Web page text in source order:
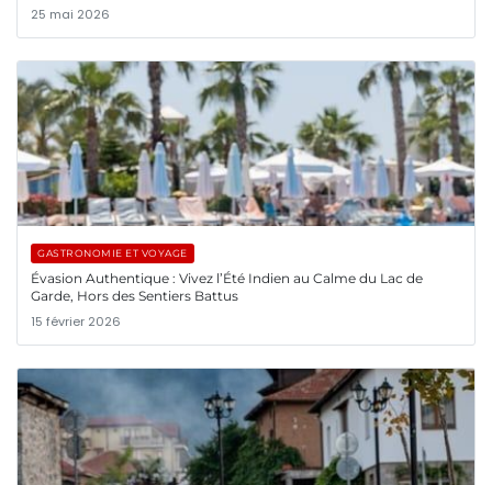
25 mai 2026
GASTRONOMIE ET VOYAGE
Évasion Authentique : Vivez l’Été Indien au Calme du Lac de
Garde, Hors des Sentiers Battus
15 février 2026